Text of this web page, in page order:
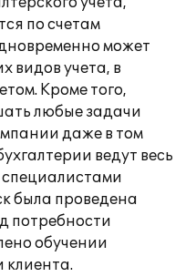
по счетам
может
видов учета, в
Кроме того,
любые задачи
даже в том
ведут весь
была проведена
потребности
обучении
клиента.